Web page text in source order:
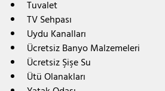
Tuvalet
TV Sehpası
Uydu Kanalları
Ücretsiz Banyo Malzemeleri
Ücretsiz Şişe Su
Ütü Olanakları